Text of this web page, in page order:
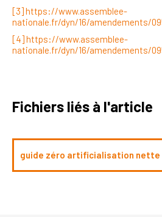
[3]https://www.assemblee-
nationale.fr/dyn/16/amendements/
[4]https://www.assemblee-
nationale.fr/dyn/16/amendements/
Fichiers liés à l'article
guide zéro artificialisation nette